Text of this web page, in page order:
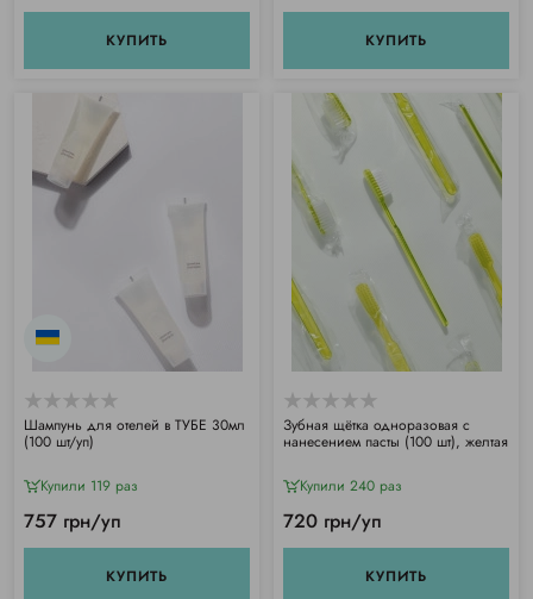
КУПИТЬ КУПИТЬ
Шампунь для отелей в ТУБЕ 30мл
(100 шт/уп)
Купили 119 раз
757 грн/уп
КУПИТЬ
Зубная щётка одноразовая с
нанесением пасты (100 шт), желтая
Купили 240 раз
720 грн/уп
КУПИТЬ